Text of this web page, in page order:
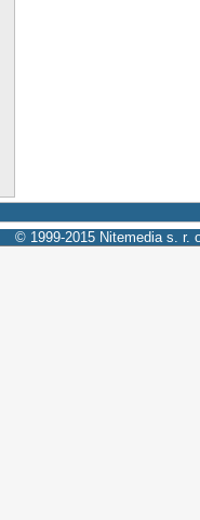
© 1999-2015 Nitemedia s. r.